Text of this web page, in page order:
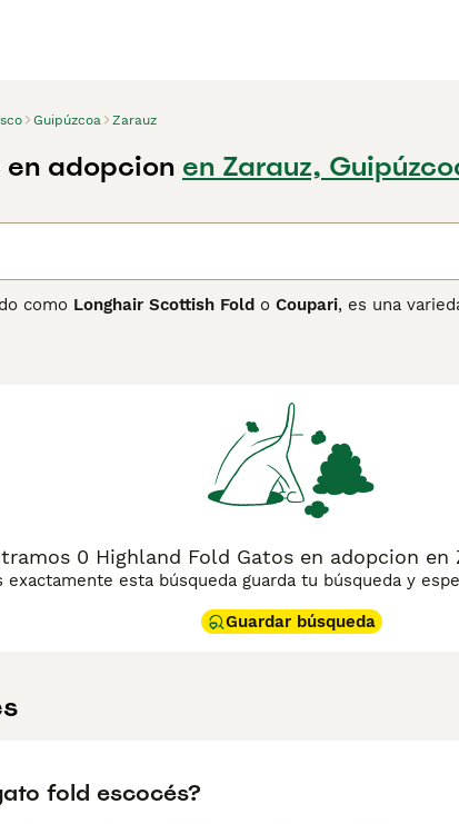
Guipúzcoa Zarauz
en adopcion en Zarauz,
como Longhair Scottish Fold o Coupari, es una
y suave, que requiere cuidados regulares para evitar
hogares con niños y otras mascotas, y se caracteriza
de sus orejas dobladas puede causarle
sus articulaciones, por lo que es fundamental
de orejas dobladas. En el mercado español, el
requiere una consideración especial por su cuidado
0 Highland Fold Gatos en adopcion en
exactamente esta búsqueda guarda tu búsqueda y
Guardar búsqueda
fold escocés?